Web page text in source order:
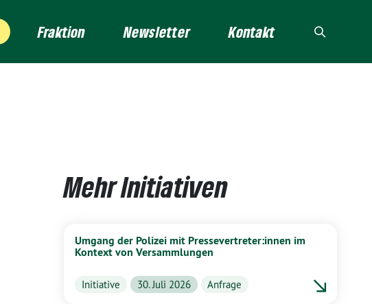
Fraktion Newsletter Kontakt
Mehr Initiativen
Umgang der Polizei mit Pressevertreter:innen im
Kontext von Versammlungen
Initiative 30. Juli 2026 Anfrage